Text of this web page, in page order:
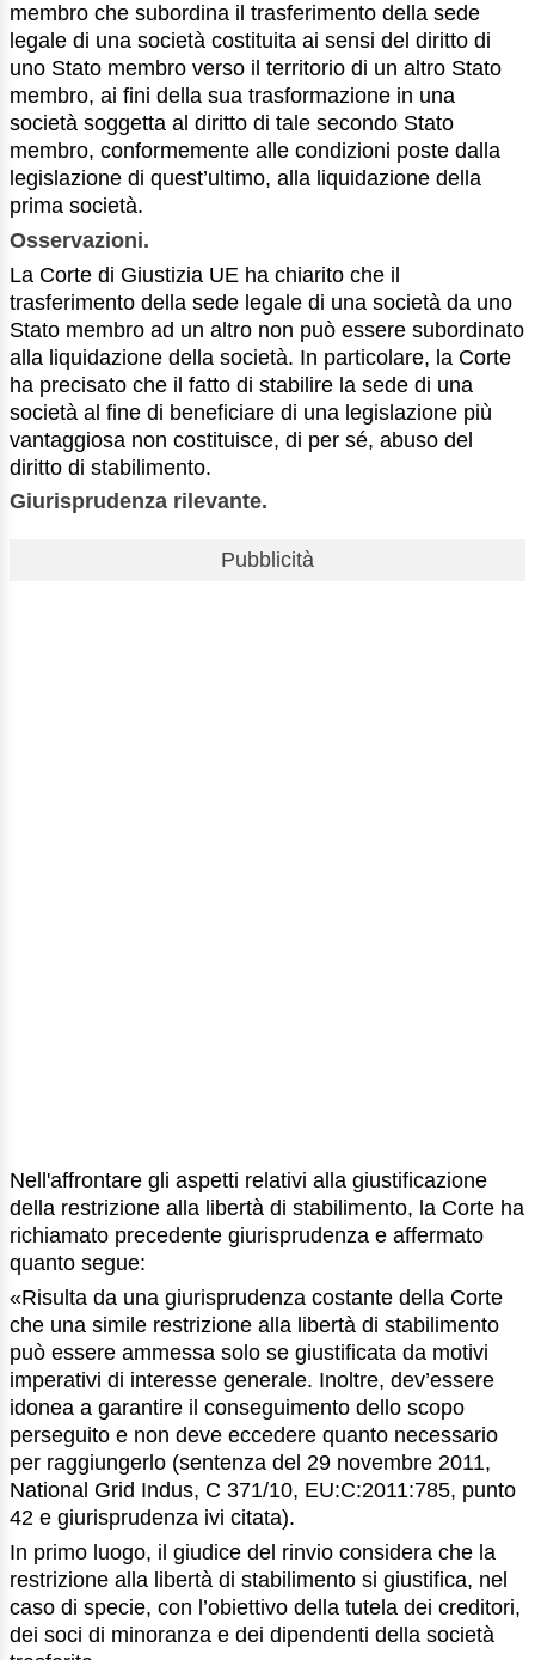
membro che subordina il trasferimento della sede
legale di una società costituita ai sensi del diritto di
uno Stato membro verso il territorio di un altro Stato
membro, ai fini della sua trasformazione in una
società soggetta al diritto di tale secondo Stato
membro, conformemente alle condizioni poste dalla
legislazione di quest’ultimo, alla liquidazione della
prima società.
Osservazioni.
La Corte di Giustizia UE ha chiarito che il
trasferimento della sede legale di una società da uno
Stato membro ad un altro non può essere subordinato
alla liquidazione della società. In particolare, la Corte
ha precisato che il fatto di stabilire la sede di una
società al fine di beneficiare di una legislazione più
vantaggiosa non costituisce, di per sé, abuso del
diritto di stabilimento.
Giurisprudenza rilevante.
Pubblicità
Nell'affrontare gli aspetti relativi alla giustificazione
della restrizione alla libertà di stabilimento, la Corte ha
richiamato precedente giurisprudenza e affermato
quanto segue:
«Risulta da una giurisprudenza costante della Corte
che una simile restrizione alla libertà di stabilimento
può essere ammessa solo se giustificata da motivi
imperativi di interesse generale. Inoltre, dev’essere
idonea a garantire il conseguimento dello scopo
perseguito e non deve eccedere quanto necessario
per raggiungerlo (sentenza del 29 novembre 2011,
National Grid Indus, C 371/10, EU:C:2011:785, punto
42 e giurisprudenza ivi citata).
In primo luogo, il giudice del rinvio considera che la
restrizione alla libertà di stabilimento si giustifica, nel
caso di specie, con l’obiettivo della tutela dei creditori,
dei soci di minoranza e dei dipendenti della società